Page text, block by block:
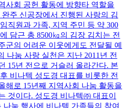
사회 공헌 활동에 방향타 역할을
주 신공장에서 진행된 사랑의 김
직원과 가족, 지역 주민 등 약 300
담근 총 8500㎏의 김장 김치는 전
군의 어려운 이웃에게도 전달될 예
나눔 사랑 실천은 지난 2011년 전
15년 전으로 거슬러 올라간다. 본
비나텍 성도경 대표를 비롯한 전
해로 15년째 지역사회 나눔 활동을
것이다. 성도경 비나텍㈜ 대표이
나눔 행사에 비나텍 가족들의 참여